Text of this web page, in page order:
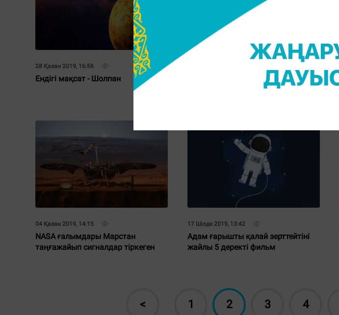
28 Қазан 2019, 16:56
Ендігі мақсат - Шолпан
Ғарыш тарихында алғаш рет бір
уақытта екі әйел ашық кеңістікке
04 Қазан 2019, 14:15
NASA ғалымдары Марстан
таңғажайып сигналдар тіркеген
17 Шілде 2019, 13:42
Адам ғарышты қалай зерттейтіні
жайлы 5 деректі фильм
< 1 2 3 4